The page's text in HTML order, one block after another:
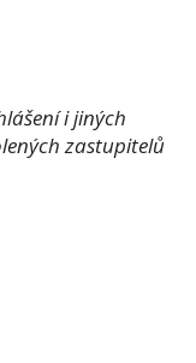
i jiných
zastupitelů